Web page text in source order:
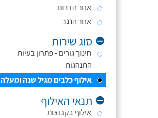
אזור הדרום
אזור הנגב
סוג שירות
חינוך גורים - פתרון בעיות
התנהגות
אילוף כלבים מגיל שנה ומעלה
תנאי האילוף
אילוף בקבוצות